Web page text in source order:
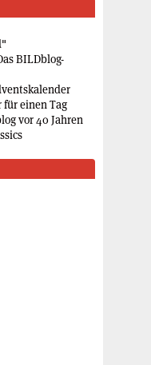
BILDblog-
für einen Tag
vor 40 Jahren